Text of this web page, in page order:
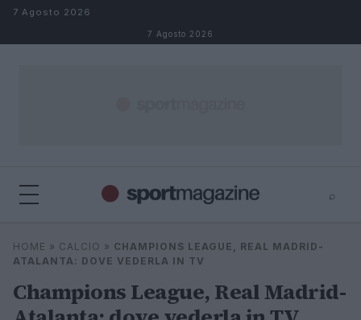
Salta al contenuto
7 Agosto 2026
7 Agosto 2026
⌕
Cerca
⌕
HOME » CALCIO » CHAMPIONS LEAGUE, REAL MADRID-
ATALANTA: DOVE VEDERLA IN TV
Champions League, Real Madrid-